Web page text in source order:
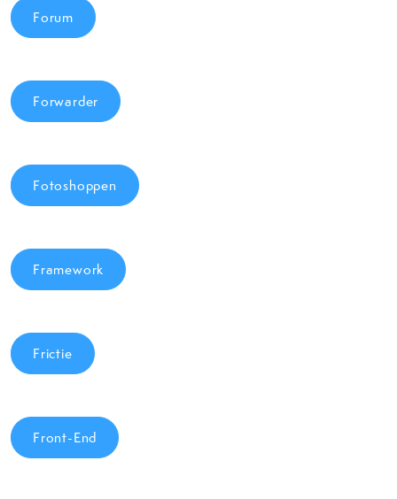
Forum
Forwarder
Fotoshoppen
Framework
Frictie
Front-End